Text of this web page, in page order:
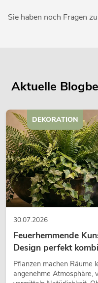
Sie haben noch Fragen
Aktuelle
30.07.2026
Feuerhemmende
Design perfekt
Pflanzen machen Räume
angenehme Atmosphäre,
DEKORATION